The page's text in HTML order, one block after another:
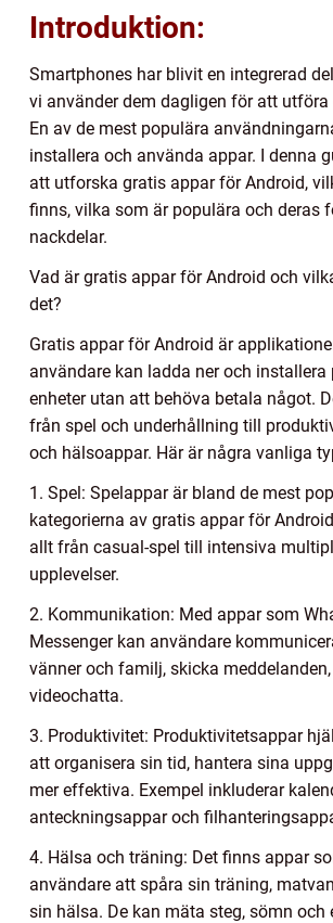
Introduktion:
Smartphones har blivit en integrerad
vi använder dem dagligen för att
En av de mest populära
installera och använda appar. I denna
att utforska gratis appar för Android,
finns, vilka som är populära och deras
nackdelar.
Vad är gratis appar för Android och
det?
Gratis appar för Android är
användare kan ladda ner och installera
enheter utan att behöva betala något.
från spel och underhållning till
och hälsoappar. Här är några vanliga
1. Spel: Spelappar är bland de mest
kategorierna av gratis appar för
allt från casual-spel till intensiva
upplevelser.
2. Kommunikation: Med appar som
Messenger kan användare
vänner och familj, skicka
videochatta.
3. Produktivitet: Produktivitetsappar
att organisera sin tid, hantera sina
mer effektiva. Exempel inkluderar
anteckningsappar och
4. Hälsa och träning: Det finns appar
användare att spåra sin träning,
sin hälsa. De kan mäta steg, sömn och